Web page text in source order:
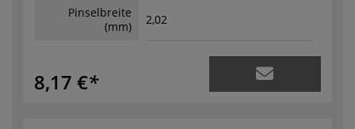
Pinselbreite
(mm)
2,02
8,17 €